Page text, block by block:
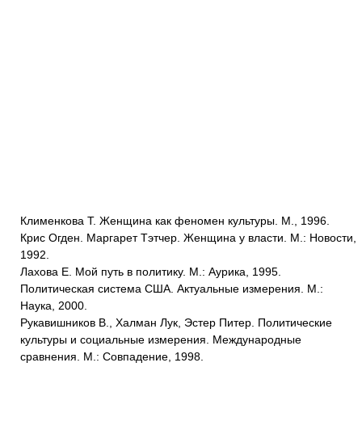
Клименкова Т. Женщина как феномен культуры. М., 1996.
Крис Огден. Маргарет Тэтчер. Женщина у власти. М.: Новости,
1992.
Лахова Е. Мой путь в политику. М.: Аурика, 1995.
Политическая система США. Актуальные измерения. М.:
Наука, 2000.
Рукавишников В., Халман Лук, Эстер Питер. Политические
культуры и социальные измерения. Международные
сравнения. М.: Совпадение, 1998.